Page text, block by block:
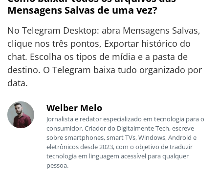
Mensagens Salvas de uma vez?
No Telegram Desktop: abra Mensagens Salvas,
clique nos três pontos, Exportar histórico do
chat. Escolha os tipos de mídia e a pasta de
destino. O Telegram baixa tudo organizado por
data.
Welber Melo
Jornalista e redator especializado em tecnologia para o
consumidor. Criador do Digitalmente Tech, escreve
sobre smartphones, smart TVs, Windows, Android e
eletrônicos desde 2023, com o objetivo de traduzir
tecnologia em linguagem acessível para qualquer
pessoa.